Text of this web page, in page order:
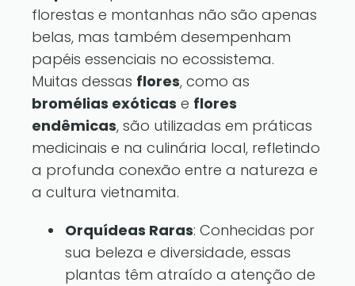
florestas e montanhas não são apenas
belas, mas também desempenham
papéis essenciais no ecossistema.
Muitas dessas flores, como as
bromélias exóticas e flores
endêmicas, são utilizadas em práticas
medicinais e na culinária local, refletindo
a profunda conexão entre a natureza e
a cultura vietnamita.
Orquídeas Raras: Conhecidas por
sua beleza e diversidade, essas
plantas têm atraído a atenção de